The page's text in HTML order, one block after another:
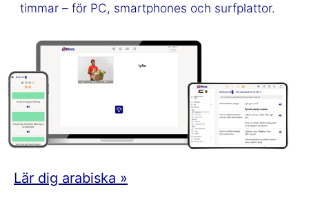
timmar – för PC, smartphones och surfplattor.
Lär dig arabiska »